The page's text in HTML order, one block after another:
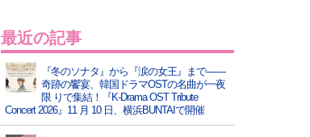
最近の記事
『冬のソナタ』から『涙の女王』まで――
奇跡の饗宴、韓国ドラマOSTの名曲が一夜
限 りで集結！『K-Drama OST Tribute
Concert 2026』11 月 10 日、横浜BUNTAIで開催